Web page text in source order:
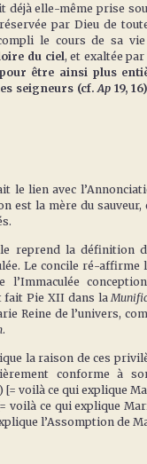
déjà elle-même prise
par Dieu de
le cours de sa
du ciel , et exaltée
pour être ainsi plus
seigneurs (cf. Ap 19,
avec
est la mère du sauveur,
la définition
Le concile ré-affirme
fait Pie XII dans la
Reine de l’univers,
.
la raison de ces
conforme à
) [= voilà ce qui explique
voilà ce qui explique
l’Assomption de